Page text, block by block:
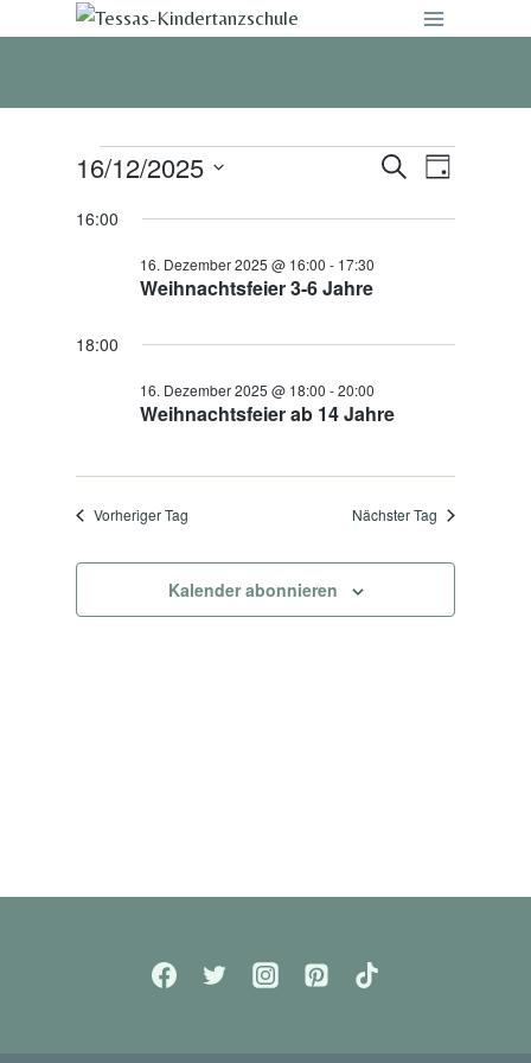
Veranstaltungen
for
Dezember
2025
Suche
Suche
Tag
16/12/2025
wählen.
16:00
Weihnachtsfeier 3-6 Jahre
16. Dezember 2025 @ 16:00 - 17:30
18:00
Weihnachtsfeier ab 14 Jahre
16. Dezember 2025 @ 18:00 -20:00
Vorheriger Tag Nächster Tag
Kalender abonnieren